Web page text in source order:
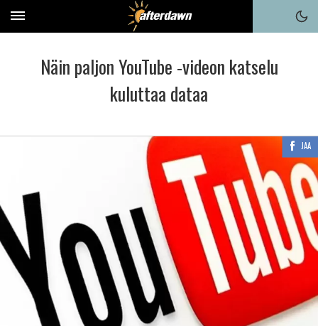
Näin paljon YouTube -videon katselu
kuluttaa dataa
JAA